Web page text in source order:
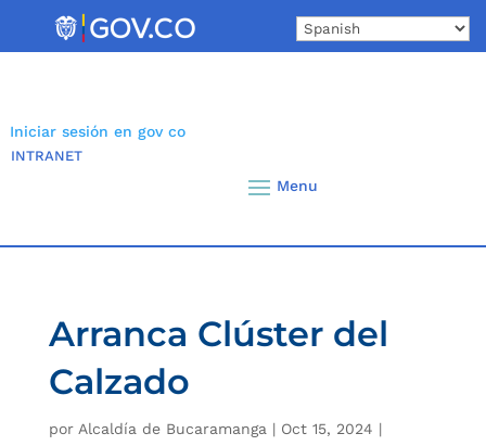
Iniciar sesión en gov co
INTRANET
Arranca Clúster del
Calzado
por Alcaldía de Bucaramanga | Oct 15, 2024 |